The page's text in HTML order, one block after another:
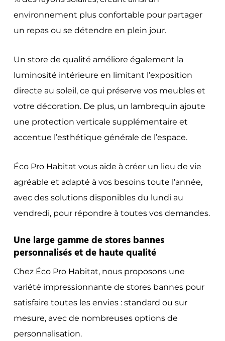
environnement plus confortable pour partager
un repas ou se détendre en plein jour.
Un store de qualité améliore également la
luminosité intérieure en limitant l’exposition
directe au soleil, ce qui préserve vos meubles et
votre décoration. De plus, un lambrequin ajoute
une protection verticale supplémentaire et
accentue l’esthétique générale de l’espace.
Éco Pro Habitat vous aide à créer un lieu de vie
agréable et adapté à vos besoins toute l’année,
avec des solutions disponibles du lundi au
vendredi, pour répondre à toutes vos demandes.
Une large gamme de stores bannes
personnalisés et de haute qualité
Chez Éco Pro Habitat, nous proposons une
variété impressionnante de stores bannes pour
satisfaire toutes les envies : standard ou sur
mesure, avec de nombreuses options de
personnalisation.